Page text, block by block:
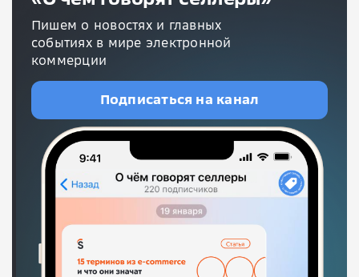
Пишем о новостях и главных
событиях в мире электронной
коммерции
Подписаться на канал